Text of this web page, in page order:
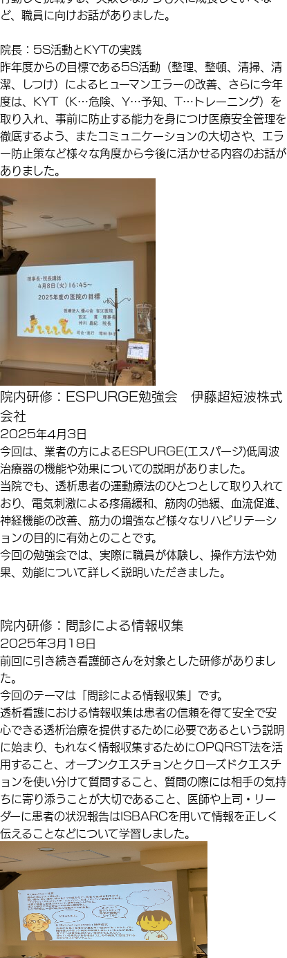
ど、職員に向けお話がありました。
院長：5S活動とKYTの実践
昨年度からの目標である5S活動（整理、整頓、清掃、清
潔、しつけ）によるヒューマンエラーの改善、さらに今年
度は、KYT（K…危険、Y…予知、T…トレーニング）を
取り入れ、事前に防止する能力を身につけ医療安全管理を
徹底するよう、またコミュニケーションの大切さや、エラ
ー防止策など様々な角度から今後に活かせる内容のお話が
ありました。
院内研修：ESPURGE勉強会 伊藤超短波株式
会社
2025年4月3日
今回は、業者の方によるESPURGE(エスパージ)低周波
治療器の機能や効果についての説明がありました。
当院でも、透析患者の運動療法のひとつとして取り入れて
おり、電気刺激による疼痛緩和、筋肉の弛緩、血流促進、
神経機能の改善、筋力の増強など様々なリハビリテーシ
ョンの目的に有効とのことです。
今回の勉強会では、実際に職員が体験し、操作方法や効
果、効能について詳しく説明いただきました。
院内研修：問診による情報収集
2025年3月18日
前回に引き続き看護師さんを対象とした研修がありまし
た。
今回のテーマは「問診による情報収集」です。
透析看護における情報収集は患者の信頼を得て安全で安
心できる透析治療を提供するために必要であるという説明
に始まり、もれなく情報収集するためにOPQRST法を活
用すること、オープンクエスチョンとクローズドクエスチ
ョンを使い分けて質問すること、質問の際には相手の気持
ちに寄り添うことが大切であること、医師や上司・リー
ダーに患者の状況報告はISBARCを用いて情報を正しく
伝えることなどについて学習しました。